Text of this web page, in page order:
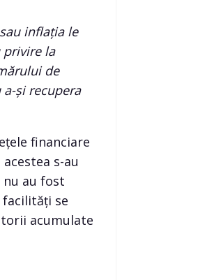
inflația le
privire la
de
și recupera
financiare
s-au
au fost
facilități se
acumulate